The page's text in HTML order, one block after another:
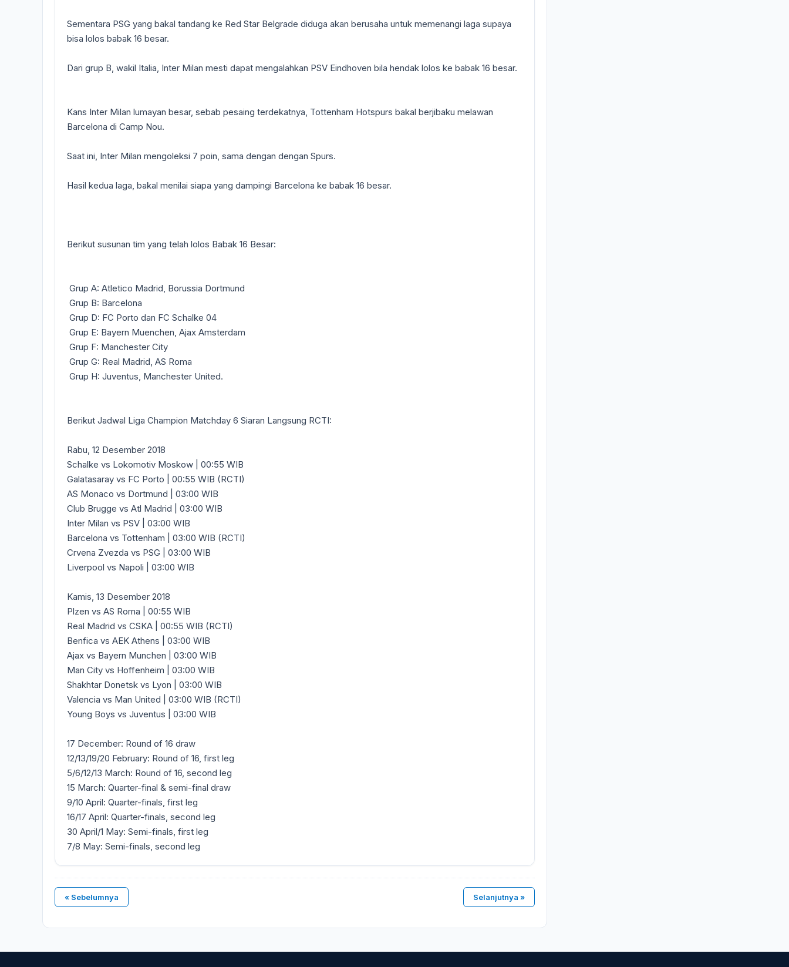
Sementara PSG yang bakal tandang ke Red Star Belgrade diduga akan berusaha untuk memenangi laga supaya
bisa lolos babak 16 besar.
Dari grup B, wakil Italia, Inter Milan mesti dapat mengalahkan PSV Eindhoven bila hendak lolos ke babak 16 besar.
Kans Inter Milan lumayan besar, sebab pesaing terdekatnya, Tottenham Hotspurs bakal berjibaku melawan
Barcelona di Camp Nou.
Saat ini, Inter Milan mengoleksi 7 poin, sama dengan dengan Spurs.
Hasil kedua laga, bakal menilai siapa yang dampingi Barcelona ke babak 16 besar.
Berikut susunan tim yang telah lolos Babak 16 Besar:
Grup A: Atletico Madrid, Borussia Dortmund
Grup B: Barcelona
Grup D: FC Porto dan FC Schalke 04
Grup E: Bayern Muenchen, Ajax Amsterdam
Grup F: Manchester City
Grup G: Real Madrid, AS Roma
Grup H: Juventus, Manchester United.
Berikut Jadwal Liga Champion Matchday 6 Siaran Langsung RCTI:
Rabu, 12 Desember 2018
Schalke vs Lokomotiv Moskow | 00:55 WIB
Galatasaray vs FC Porto | 00:55 WIB (RCTI)
AS Monaco vs Dortmund | 03:00 WIB
Club Brugge vs Atl Madrid | 03:00 WIB
Inter Milan vs PSV | 03:00 WIB
Barcelona vs Tottenham | 03:00 WIB (RCTI)
Crvena Zvezda vs PSG | 03:00 WIB
Liverpool vs Napoli | 03:00 WIB
Kamis, 13 Desember 2018
Plzen vs AS Roma | 00:55 WIB
Real Madrid vs CSKA | 00:55 WIB (RCTI)
Benfica vs AEK Athens | 03:00 WIB
Ajax vs Bayern Munchen | 03:00 WIB
Man City vs Hoffenheim | 03:00 WIB
Shakhtar Donetsk vs Lyon | 03:00 WIB
Valencia vs Man United | 03:00 WIB (RCTI)
Young Boys vs Juventus | 03:00 WIB
17 December: Round of 16 draw
12/13/19/20 February: Round of 16, first leg
5/6/12/13 March: Round of 16, second leg
15 March: Quarter-final & semi-final draw
9/10 April: Quarter-finals, first leg
16/17 April: Quarter-finals, second leg
30 April/1 May: Semi-finals, first leg
7/8 May: Semi-finals, second leg
« Sebelumnya Selanjutnya »